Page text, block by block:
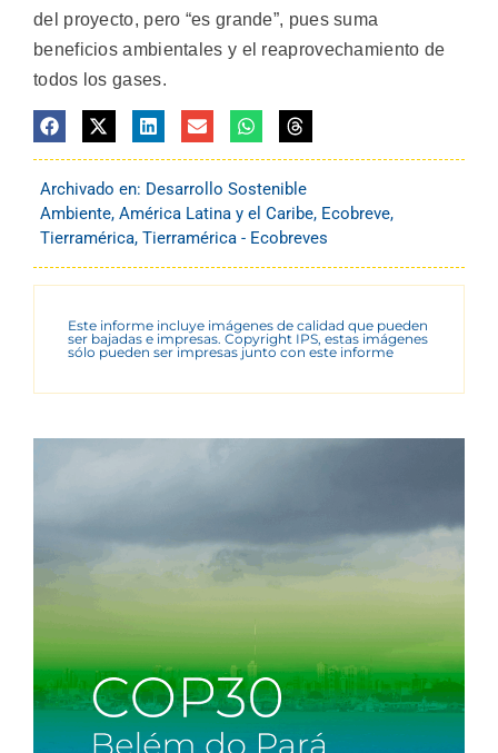
del proyecto, pero “es grande”, pues suma
beneficios ambientales y el reaprovechamiento de
todos los gases.
Archivado en: Desarrollo Sostenible
Ambiente, América Latina y el Caribe, Ecobreve,
Tierramérica, Tierramérica - Ecobreves
Este informe incluye imágenes de calidad que pueden
ser bajadas e impresas. Copyright IPS, estas imágenes
sólo pueden ser impresas junto con este informe